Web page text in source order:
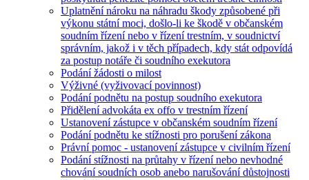
Uplatnění nároku na náhradu škody způsobené při
výkonu státní moci, došlo-li ke škodě v občanském
soudním řízení nebo v řízení trestním, v soudnictví
správním, jakož i v těch případech, kdy stát odpovídá
za postup notáře či soudního exekutora
Podání žádosti o milost
Výživné (vyživovací povinnost)
Podání podnětu na postup soudního exekutora
Přidělení advokáta ex offo v trestním řízení
Ustanovení zástupce v občanském soudním řízení
Podání podnětu ke stížnosti pro porušení zákona
Právní pomoc - ustanovení zástupce v civilním řízení
Podání stížnosti na průtahy v řízení nebo nevhodné
chování soudních osob anebo narušování důstojnosti